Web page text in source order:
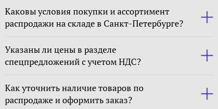
Каковы условия покупки и ассортимент
распродажи на складе в Санкт-Петербурге?
Указаны ли цены в разделе
спецпредложений с учетом НДС?
Как уточнить наличие товаров по
распродаже и оформить заказ?